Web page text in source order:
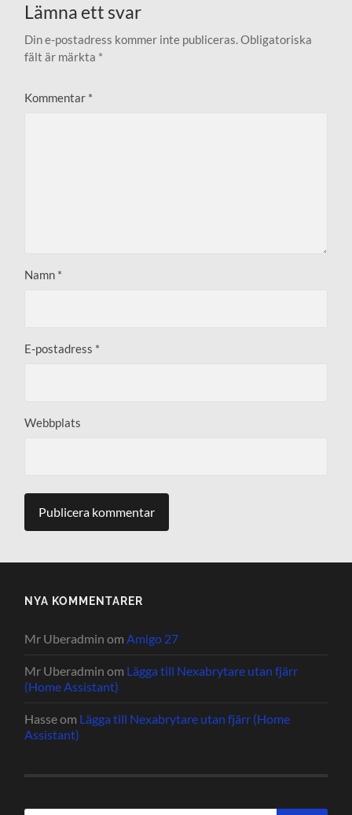
Lämna ett svar
Din e-postadress kommer inte publiceras. Obligatoriska
fält är märkta *
Kommentar *
Namn *
E-postadress *
Webbplats
NYA KOMMENTARER
Mr Uberadmin omAmigo 27
Mr Uberadmin om Lägga till Nexabrytare utan fjärr
(Home Assistant)
Hasseom Lägga till Nexabrytare utan fjärr (Home
Assistant)